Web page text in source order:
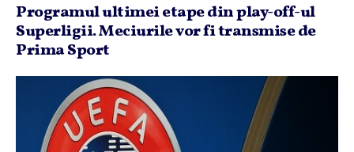
Programul ultimei etape din play-off-ul
Superligii. Meciurile vor fi transmise de
Prima Sport